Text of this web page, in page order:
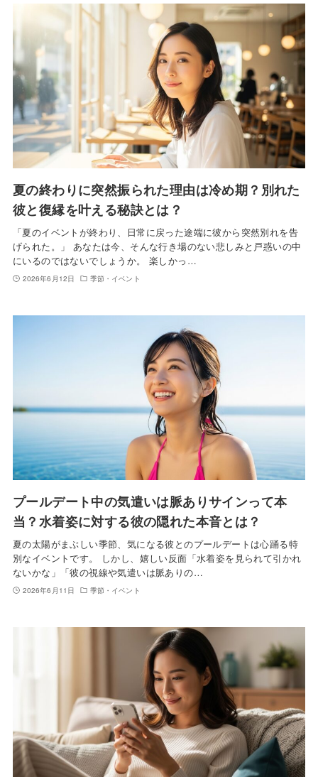
夏の終わりに突然振られた理由は冷め期？別れた
彼と復縁を叶える秘訣とは？
「夏のイベントが終わり、日常に戻った途端に彼から突然別れを告
げられた。」 あなたは今、そんな行き場のない悲しみと戸惑いの中
にいるのではないでしょうか。 楽しかっ…
2026年6月12日 季節・イベント
プールデート中の気遣いは脈ありサインって本
当？水着姿に対する彼の隠れた本音とは？
夏の太陽がまぶしい季節、気になる彼とのプールデートは心踊る特
別なイベントです。 しかし、嬉しい反面「水着姿を見られて引かれ
ないかな」「彼の視線や気遣いは脈ありの…
2026年6月11日 季節・イベント